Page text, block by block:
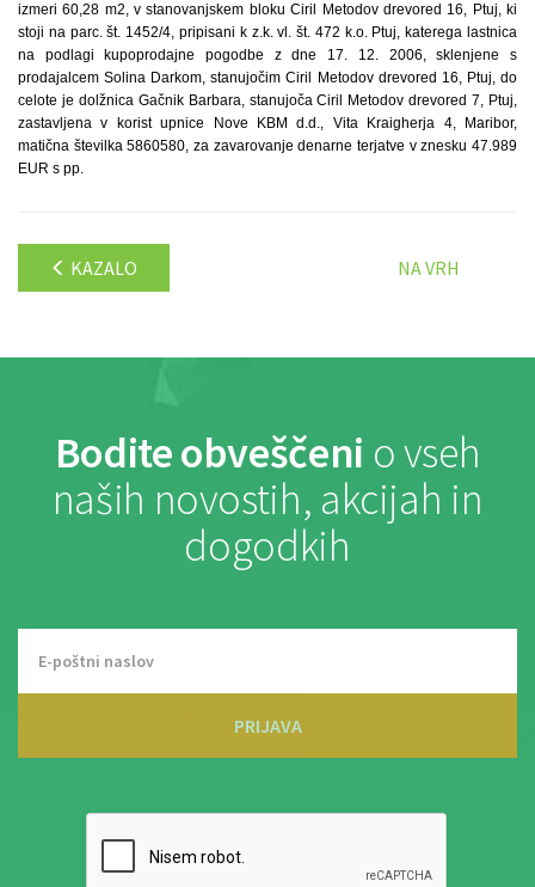
izmeri 60,28 m2, v stanovanjskem bloku Ciril Metodov drevored 16, Ptuj, ki
stoji na parc. št. 1452/4, pripisani k z.k. vl. št. 472 k.o. Ptuj, katerega lastnica
na podlagi kupoprodajne pogodbe z dne 17. 12. 2006, sklenjene s
prodajalcem Solina Darkom, stanujočim Ciril Metodov drevored 16, Ptuj, do
celote je dolžnica Gačnik Barbara, stanujoča Ciril Metodov drevored 7, Ptuj,
zastavljena v korist upnice Nove KBM d.d., Vita Kraigherja 4, Maribor,
matična številka 5860580, za zavarovanje denarne terjatve v znesku 47.989
EUR s pp.
KAZALO NA VRH
Bodite obveščeni o vseh
naših novostih, akcijah in
dogodkih
PRIJAVA